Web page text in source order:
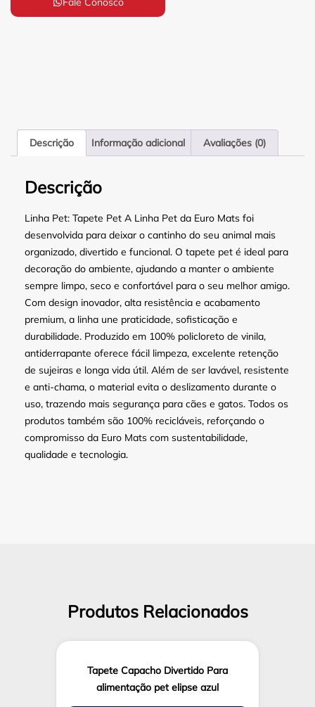
Descrição Informação adicional Avaliações (0)
Descrição
Linha Pet: Tapete Pet A Linha Pet da Euro Mats foi
desenvolvida para deixar o cantinho do seu animal mais
organizado, divertido e funcional. O tapete pet é ideal para
decoração do ambiente, ajudando a manter o ambiente
sempre limpo, seco e confortável para o seu melhor amigo.
Com design inovador, alta resistência e acabamento
premium, a linha une praticidade, sofisticação e
durabilidade. Produzido em 100% policloreto de vinila,
antiderrapante oferece fácil limpeza, excelente retenção
de sujeiras e longa vida útil. Além de ser lavável, resistente
e anti-chama, o material evita o deslizamento durante o
uso, trazendo mais segurança para cães e gatos. Todos os
produtos também são 100% recicláveis, reforçando o
compromisso da Euro Mats com sustentabilidade,
qualidade e tecnologia.
Produtos Relacionados
Tapete Capacho Divertido Para
alimentação pet elipse azul